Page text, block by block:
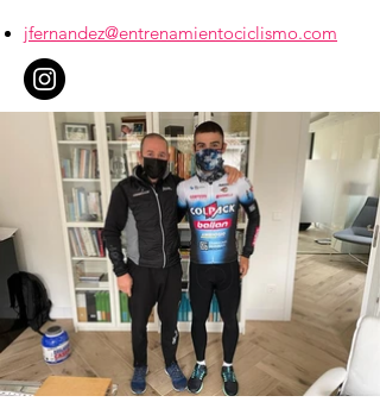
jfernandez@entrenamientociclismo.com